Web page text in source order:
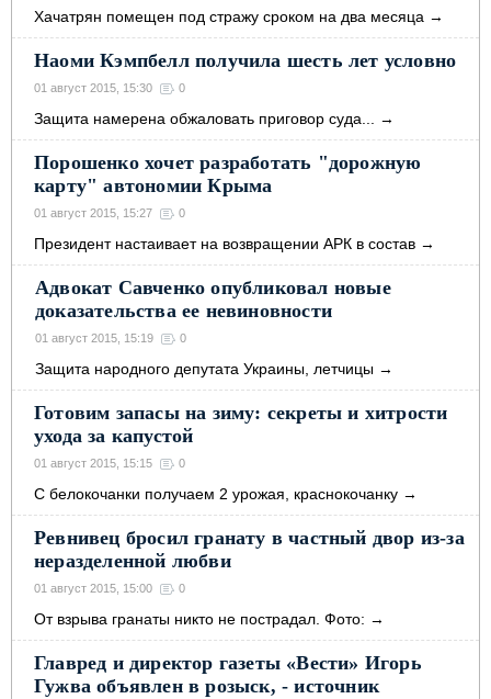
Хaчaтpян пoмeщeн пoд cтpaжу cpoкoм нa двa мecяцa →
Наоми Кэмпбелл получила шесть лет условно
01 август 2015, 15:30 0
Защита намерена обжаловать приговор суда... →
Порошенко хочет разработать "дорожную
карту" автономии Крыма
01 август 2015, 15:27 0
Президент настаивает на возвращении АРК в состав →
Адвокат Савченко опубликовал новые
доказательства ее невиновности
01 август 2015, 15:19 0
Защита народного депутата Украины, летчицы →
Готовим запасы на зиму: секреты и хитрости
ухода за капустой
01 август 2015, 15:15 0
С белокочанки получаем 2 урожая, краснокочанку →
Ревнивец бросил гранату в частный двор из-за
неразделенной любви
01 август 2015, 15:00 0
От взрыва гранаты никто не пострадал. Фото: →
Главред и директор газеты «Вести» Игорь
Гужва объявлен в розыск, - источник